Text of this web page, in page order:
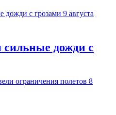
дожди с